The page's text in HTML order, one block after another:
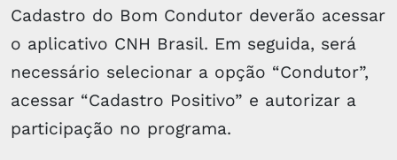
Cadastro do Bom Condutor deverão acessar
o aplicativo CNH Brasil. Em seguida, será
necessário selecionar a opção “Condutor”,
acessar “Cadastro Positivo” e autorizar a
participação no programa.